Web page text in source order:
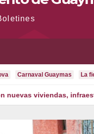
Carnaval Guaymas La
infraestructura y